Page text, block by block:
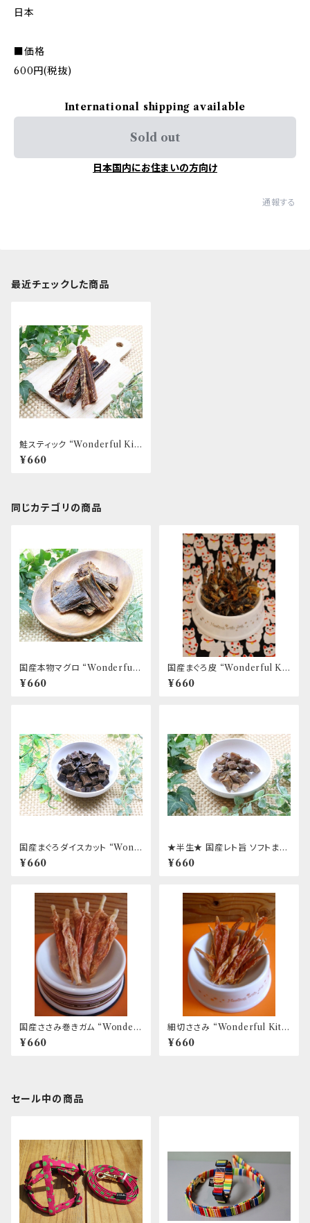
日本
■価格
600円(税抜)
International shipping available
Sold out
日本国内にお住まいの方向け
通報する
最近チェックした商品
鮭スティック “Wonderful Kit
chen / (旧)P-ball”
¥660
同じカテゴリの商品
国産本物マグロ “Wonderful
Kitchen / (旧)P-ball”
¥660
国産まぐろ皮 “Wonderful Kit
chen / (旧)P-ball”
¥660
国産まぐろダイスカット “Wond
erful Kitchen / (旧)P-ball”
¥660
★半生★ 国産レト旨 ソフトまぐ
ろ “Wonderful Kitchen /
(旧)P-ball”
¥660
国産ささみ巻きガム “Wonderf
ul Kitchen / (旧)P-ball”
¥660
細切ささみ “Wonderful Kitc
hen / (旧)P-ball”
¥660
セール中の商品